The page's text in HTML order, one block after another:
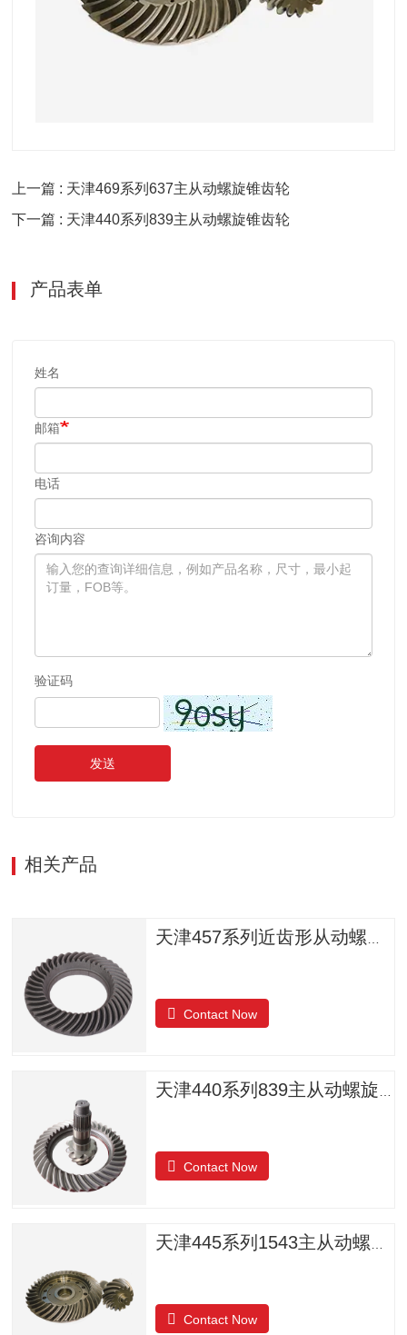
上一篇 : 天津469系列637主从动螺旋锥齿轮
下一篇 : 天津440系列839主从动螺旋锥齿轮
产品表单
姓名
邮箱
电话
咨询内容
验证码
发送
相关产品
Contact Now
Contact Now
Contact Now